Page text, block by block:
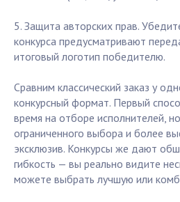
5. Защита авторских прав.
конкурса предусматривают
итоговый логотип победителю.
Сравним классический заказ у
конкурсный формат. Первый
время на отборе исполнителей,
ограниченного выбора и более
эксклюзив. Конкурсы же дают
гибкость — вы реально видите
можете выбрать лучшую или